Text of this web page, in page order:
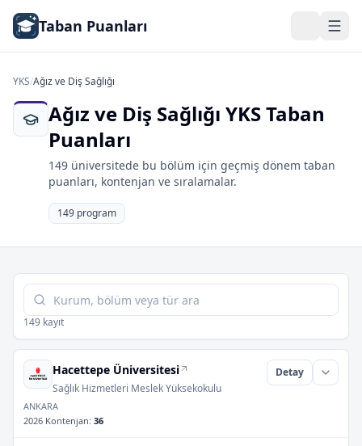
Taban Puanları
YKS/Ağız ve Diş Sağlığı
Ağız ve Diş Sağlığı YKS Taban
Puanları
149 üniversitede bu bölüm için geçmiş dönem taban
puanları, kontenjan ve sıralamalar.
149 program
Tabloda ara
149 kayıt
Hacettepe Üniversitesi
Sağlık Hizmetleri Meslek Yüksekokulu
Detay
ANKARA
2026 Kontenjan: 36